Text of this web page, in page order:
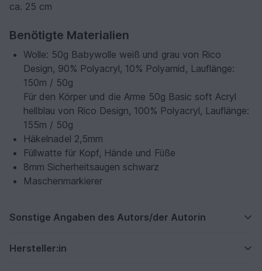
ca. 25 cm
Benötigte Materialien
Wolle: 50g Babywolle weiß und grau von Rico
Design, 90% Polyacryl, 10% Polyamid, Lauflänge:
150m / 50g
Für den Körper und die Arme 50g Basic soft Acryl
hellblau von Rico Design, 100% Polyacryl, Lauflänge:
155m / 50g
Häkelnadel 2,5mm
Füllwatte für Kopf, Hände und Füße
8mm Sicherheitsaugen schwarz
Maschenmarkierer
Sonstige Angaben des Autors/der Autorin
Hersteller:in